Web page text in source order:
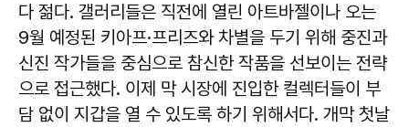
다 젊다. 갤러리들은 직전에 열린 아트바젤이나 오는
9월 예정된 키아프·프리즈와 차별을 두기 위해 중진과
신진 작가들을 중심으로 참신한 작품을 선보이는 전략
으로 접근했다. 이제 막 시장에 진입한 컬렉터들이 부
담 없이 지갑을 열 수 있도록 하기 위해서다. 개막 첫날